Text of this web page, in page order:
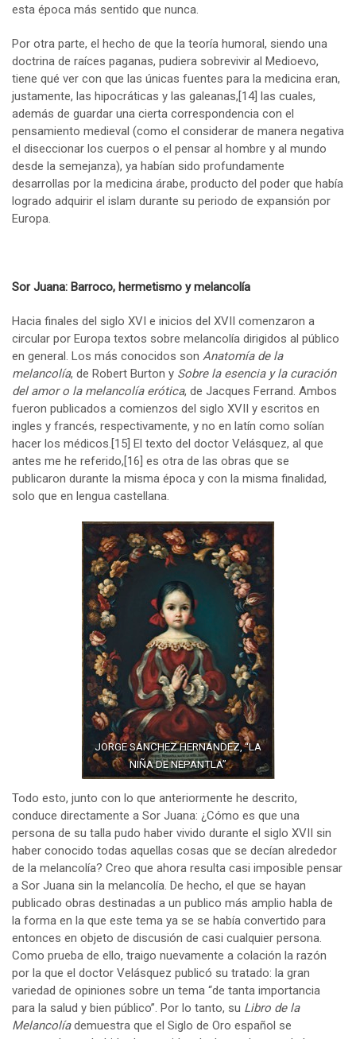
esta época más sentido que nunca.
Por otra parte, el hecho de que la teoría humoral, siendo una
doctrina de raíces paganas, pudiera sobrevivir al Medioevo,
tiene qué ver con que las únicas fuentes para la medicina eran,
justamente, las hipocráticas y las galeanas,[14] las cuales,
además de guardar una cierta correspondencia con el
pensamiento medieval (como el considerar de manera negativa
el diseccionar los cuerpos o el pensar al hombre y al mundo
desde la semejanza), ya habían sido profundamente
desarrollas por la medicina árabe, producto del poder que había
logrado adquirir el islam durante su periodo de expansión por
Europa.
Sor Juana: Barroco, hermetismo y melancolía
Hacia finales del siglo XVI e inicios del XVII comenzaron a
circular por Europa textos sobre melancolía dirigidos al público
en general. Los más conocidos son Anatomía de la
melancolía, de Robert Burton y Sobre la esencia y la curación
del amor o la melancolía erótica, de Jacques Ferrand. Ambos
fueron publicados a comienzos del siglo XVII y escritos en
ingles y francés, respectivamente, y no en latín como solían
hacer los médicos.[15] El texto del doctor Velásquez, al que
antes me he referido,[16] es otra de las obras que se
publicaron durante la misma época y con la misma finalidad,
solo que en lengua castellana.
JORGE SÁNCHEZ HERNÁNDEZ, “LA
NIÑA DE NEPANTLA”
Todo esto, junto con lo que anteriormente he descrito,
conduce directamente a Sor Juana: ¿Cómo es que una
persona de su talla pudo haber vivido durante el siglo XVII sin
haber conocido todas aquellas cosas que se decían alrededor
de la melancolía? Creo que ahora resulta casi imposible pensar
a Sor Juana sin la melancolía. De hecho, el que se hayan
publicado obras destinadas a un publico más amplio habla de
la forma en la que este tema ya se se había convertido para
entonces en objeto de discusión de casi cualquier persona.
Como prueba de ello, traigo nuevamente a colación la razón
por la que el doctor Velásquez publicó su tratado: la gran
variedad de opiniones sobre un tema “de tanta importancia
para la salud y bien público”. Por lo tanto, su Libro de la
Melancolíademuestra que el Siglo de Oro español se